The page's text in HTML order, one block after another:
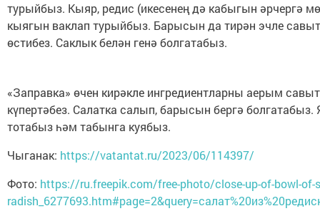
турыйбыз. Кыяр, редис (икесенең дә кабыгын әрчергә
кыягын ваклап турыйбыз. Барысын да тирән эчле
өстибез. Саклык белән генә болгатабыз.
«Заправка» өчен кирәкле ингредиентларны аерым
күпертәбез. Салатка салып, барысын бергә
тотабыз һәм табынга куябыз.
Чыганак: https://vatantat.ru/2023/06/114397/
Фото: https://ru.freepik.com/free-photo/close-up-of-bowl-of-